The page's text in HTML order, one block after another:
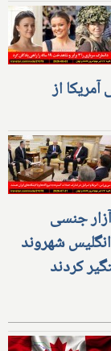
از
جنسی
شهروند
کردند